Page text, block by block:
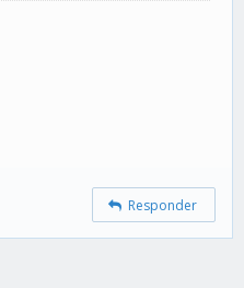
Responder